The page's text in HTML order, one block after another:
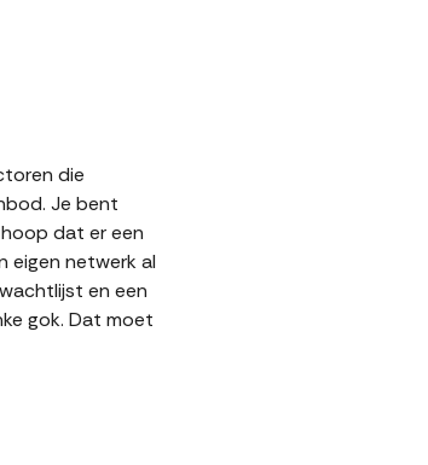
die
Je bent
dat er een
eigen netwerk al
en een
gok. Dat moet